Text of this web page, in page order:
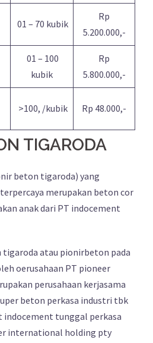
01 – 70 kubik
Rp
5.200.000,-
01 – 100
kubik
Rp
5.800.000,-
>100, /kubik Rp 48.000,-
TIGARODA
beton tigaroda) yang
merupakan beton cor
anak dari PT indocement
tigaroda atau pionirbeton pada
oerusahaan PT pioneer
perusahaan kerjasama
beton perkasa industri tbk
indocement tunggal perkasa
international holding pty